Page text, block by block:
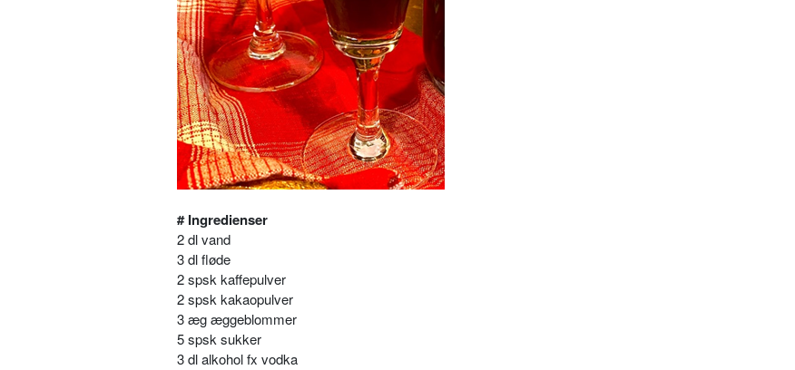
# Ingredienser
2 dl vand
3 dl fløde
2 spsk kaffepulver
2 spsk kakaopulver
3 æg æggeblommer
5 spsk sukker
3 dl alkohol fx vodka